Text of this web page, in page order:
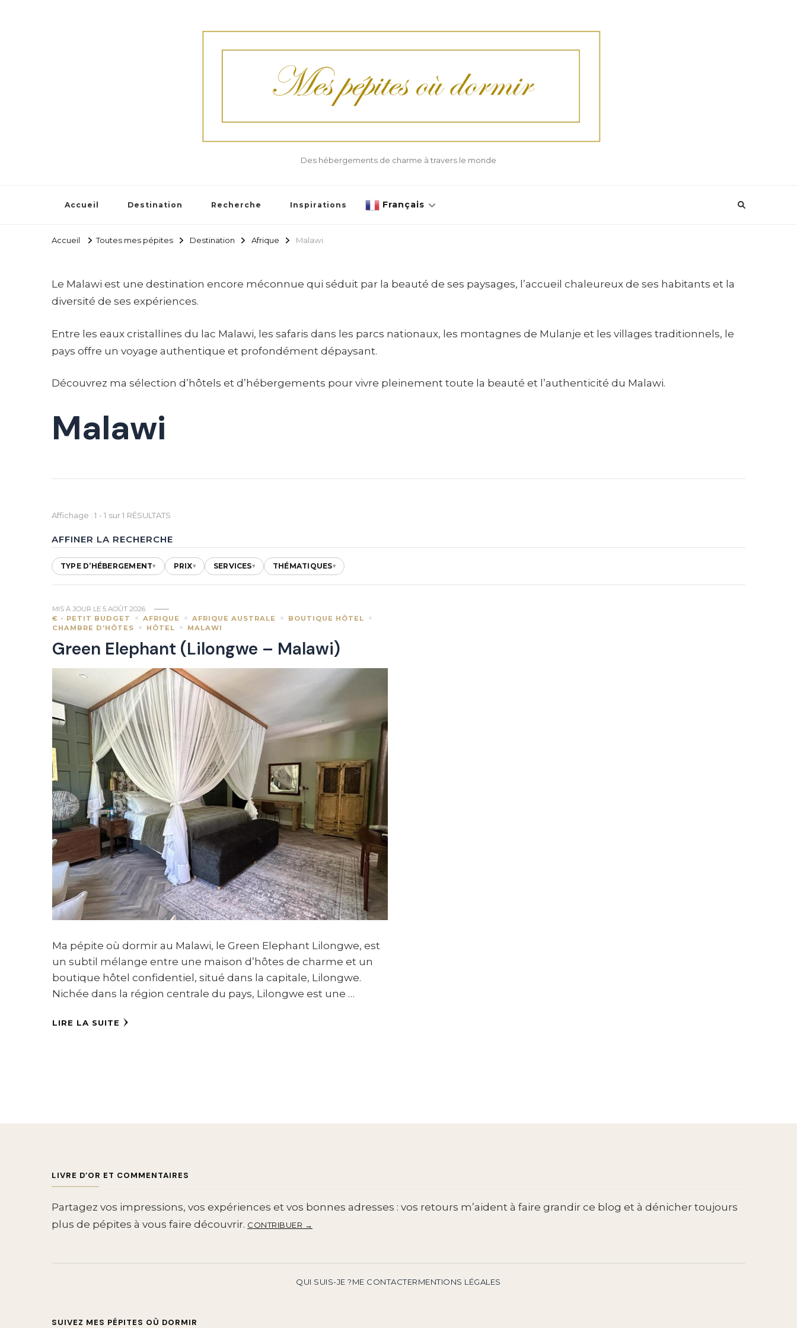
Des hébergements de charme à travers le monde
Accueil Destination Recherche Inspirations Français
Accueil Toutes mes pépites Destination Afrique Malawi
Le Malawi est une destination encore méconnue qui séduit par la beauté de ses paysages, l’accueil chaleureux de ses habitants et la
diversité de ses expériences.
Entre les eaux cristallines du lac Malawi, les safaris dans les parcs nationaux, les montagnes de Mulanje et les villages traditionnels, le
pays offre un voyage authentique et profondément dépaysant.
Découvrez ma sélection d’hôtels et d’hébergements pour vivre pleinement toute la beauté et l’authenticité du Malawi.
Malawi
Affichage : 1 - 1 sur 1 RÉSULTATS
AFFINER LA RECHERCHE
TYPE D’HÉBERGEMENT▾ PRIX▾ SERVICES▾ THÉMATIQUES▾
MIS À JOUR LE 5 AOÛT 2026
€ - PETIT BUDGET
AFRIQUE AFRIQUE AUSTRALE
BOUTIQUE HÔTEL
CHAMBRE D'HÔTES
HÔTEL MALAWI
Green Elephant (Lilongwe – Malawi)
Ma pépite où dormir au Malawi, le Green Elephant Lilongwe, est
un subtil mélange entre une maison d’hôtes de charme et un
boutique hôtel confidentiel, situé dans la capitale, Lilongwe.
Nichée dans la région centrale du pays, Lilongwe est une …
LIRE LA SUITE
LIVRE D’OR ET COMMENTAIRES
Partagez vos impressions, vos expériences et vos bonnes adresses : vos retours m’aident à faire grandir ce blog et à dénicher toujours
plus de pépites à vous faire découvrir. CONTRIBUER →
QUI SUIS-JE ?ME CONTACTERMENTIONS LÉGALES
SUIVEZ MES PÉPITES OÙ DORMIR